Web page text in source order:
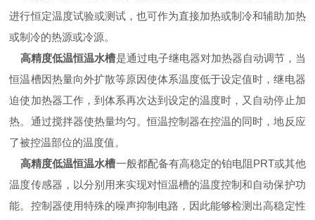
进行恒定温度试验或测试，也可作为直接加热或制冷和辅助加热
或制冷的热源或冷源。
高精度低温恒温水槽是通过电子继电器对加热器自动调节，当
恒温槽因热量向外扩散等原因使体系温度低于设定值时，继电器
迫使加热器工作，到体系再次达到设定的温度时，又自动停止加
热。通过搅拌器使热量均匀。恒温控制器在控温的同时，地反应
了被控温部位的温度值。
高精度低温恒温水槽一般都配备有高稳定的铂电阻PRT或其他
温度传感器，以分别用来实现对恒温槽的温度控制和自动保护功
能。控制器使用特殊的噪声抑制电路，因此能够检测出高稳定性